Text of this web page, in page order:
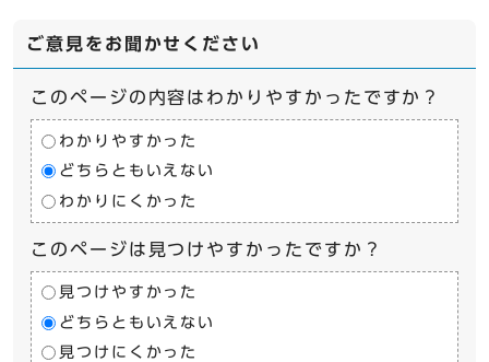
ご意見をお聞かせください
このページの内容はわかりやすかったですか？
わかりやすかった
どちらともいえない
わかりにくかった
このページは見つけやすかったですか？
見つけやすかった
どちらともいえない
見つけにくかった